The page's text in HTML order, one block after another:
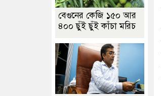
বেগুনের কেজি ১৫০ আর
৪০০ ছুঁই ছুঁই কাঁচা মরিচ